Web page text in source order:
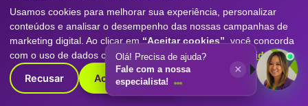
Sites e Ecommerce
Criação de sites otimizados para conversão, com
experiência mobile-first, SEO e performance. Destaque
Usamos cookies para melhorar sua experiência, personalizar
conteúdos e analisar o desempenho das nossas campanhas de
marketing digital. Ao clicar em “Aceitar cookies” , você concorda
com o uso de dados conforme nossaPolítica de Privacidade.
Recusar Aceitar cookies
Olá! Precisa de ajuda?
Fale com a nossa
especialista!
×